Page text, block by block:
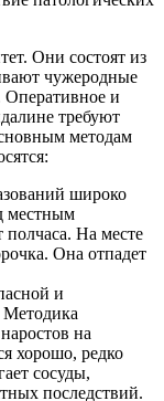
Они состоят из
чужеродные
Оперативное и
требуют
методам
широко
местным
полчаса. На месте
Она отпадет
и
Методика
на
хорошо, редко
сосуды,
последствий.